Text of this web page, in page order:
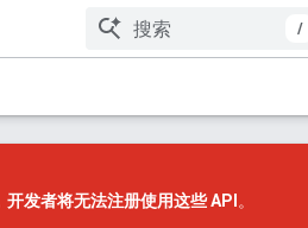
/
开发者将无法注册使用这些 API 。